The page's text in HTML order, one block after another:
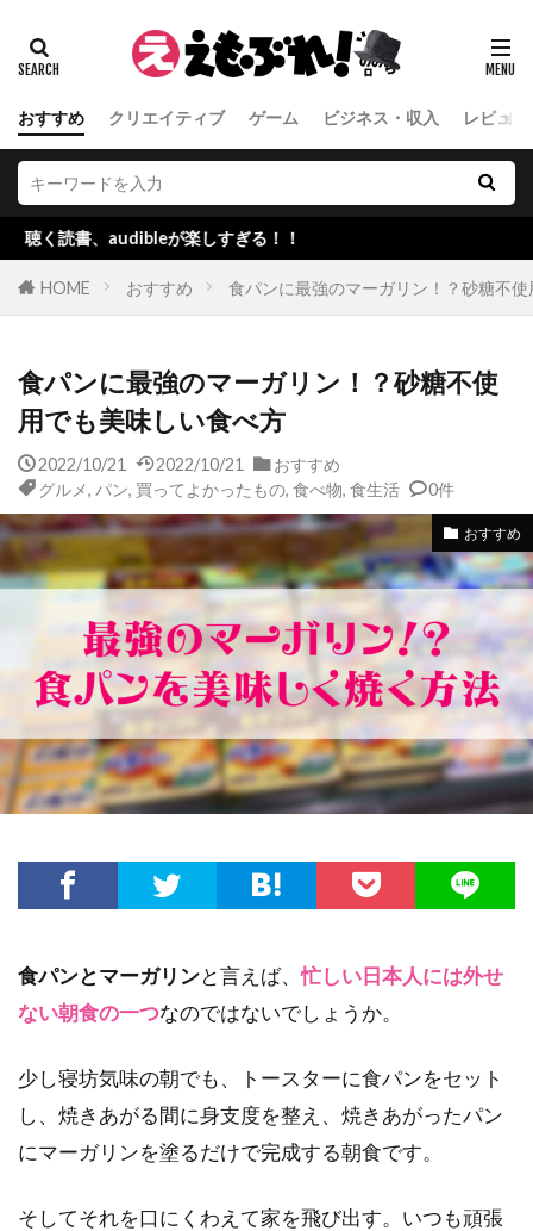
おすすめ クリエイティブ ゲーム ビジネス・収入 レビュー
が楽しすぎる！！
HOME おすすめ 食パンに最強のマーガリン！？砂糖不
食パンに最強のマーガリン！？砂糖不使
用でも美味しい食べ方
2022/10/21 2022/10/21
おすすめ
グルメ, パン, 買ってよかったもの, 食べ物, 食生活 0件
おすすめ
食パンとマーガリンと言えば、忙しい日本人には外せ
ない朝食の一つなのではないでしょうか。
少し寝坊気味の朝でも、トースターに食パンをセット
し、焼きあがる間に身支度を整え、焼きあがったパン
にマーガリンを塗るだけで完成する朝食です。
そしてそれを口にくわえて家を飛び出す。いつも頑張